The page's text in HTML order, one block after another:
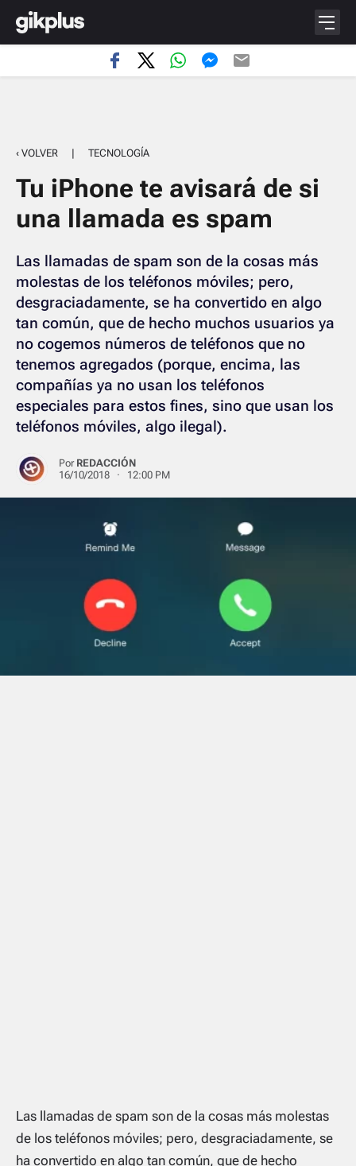
‹ VOLVER | TECNOLOGÍA
Tu iPhone te avisará de si
una llamada es spam
Las llamadas de spam son de la cosas más
molestas de los teléfonos móviles; pero,
desgraciadamente, se ha convertido en algo
tan común, que de hecho muchos usuarios ya
no cogemos números de teléfonos que no
tenemos agregados (porque, encima, las
compañías ya no usan los teléfonos
especiales para estos fines, sino que usan los
teléfonos móviles, algo ilegal).
Por REDACCIÓN
16/10/2018 · 12:00 PM
Las llamadas de spam son de la cosas más molestas
de los teléfonos móviles; pero, desgraciadamente, se
ha convertido en algo tan común, que de hecho